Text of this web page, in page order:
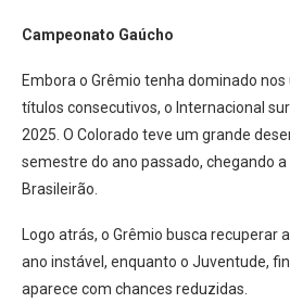
Campeonato Gaúcho
Embora o Grêmio tenha dominado
títulos consecutivos, o Internacional
2025. O Colorado teve um grande
semestre do ano passado, chegando
Brasileirão.
Logo atrás, o Grêmio busca recuperar
ano instável, enquanto o Juventude,
aparece com chances reduzidas.